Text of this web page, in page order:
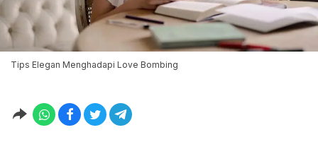
Tips Elegan Menghadapi Love Bombing